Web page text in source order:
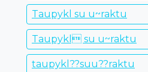
Taupykl su u~raktu
Taupykl su u~raktu
taupykl??suu??raktu